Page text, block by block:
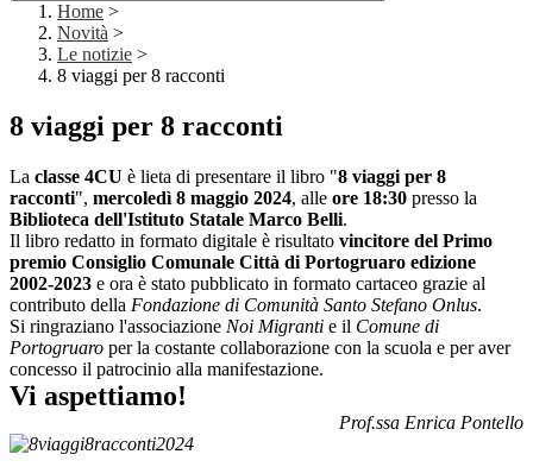
Home >
Novità >
Le notizie >
8 viaggi per 8 racconti
8 viaggi per 8 racconti
La classe 4CU è lieta di presentare il libro "8 viaggi per 8
racconti", mercoledì 8 maggio 2024, alle ore 18:30 presso la
Biblioteca dell'Istituto Statale Marco Belli.
Il libro redatto in formato digitale è risultato vincitore del Primo
premio Consiglio Comunale Città di Portogruaro edizione
2002-2023 e ora è stato pubblicato in formato cartaceo grazie al
contributo della Fondazione di Comunità Santo Stefano Onlus.
Si ringraziano l'associazione Noi Migranti e il Comune di
Portogruaro per la costante collaborazione con la scuola e per aver
concesso il patrocinio alla manifestazione.
Vi aspettiamo!
Prof.ssa Enrica Pontello